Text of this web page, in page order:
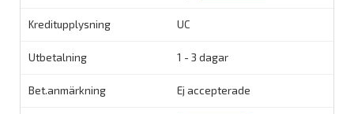
UC
1 - 3 dagar
Ej accepterade